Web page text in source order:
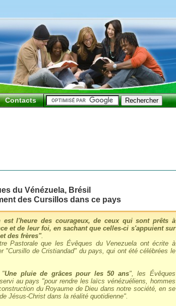
Contacts
du Vénézuela, Brésil
des Cursillos dans ce pays
l'heure des courageux, de ceux qui sont prêts à
et de leur foi, en sachant que celles-ci s'appuient sur
des frères".
Pastorale que les Évêques du Venezuela ont écrite à
"Cursillo de Cristiandad" du pays, qui ont été célébrées le
"Une pluie de grâces pour les 50 ans", les Évêques
au pays "pour rendre les laïcs vénézuéliens, hommes
du Royaume de Dieu dans notre société, en se
Jésus-Christ dans la réalité quotidienne".